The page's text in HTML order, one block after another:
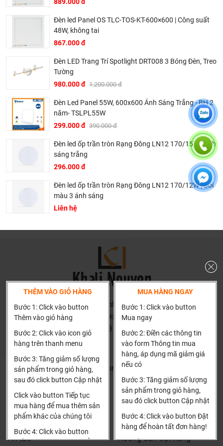
Dịch vụ khách hàng chuyên nghiệp:KingLED luôn đặt
lợi ích của khách hàng lên hàng đầu, cung cấp dịch vụ tư
vấn, hỗ trợ kỹ thuật và bảo hành chu đáo.
Các dòng sản phẩm chính:
Đèn LED âm trần
Đèn LED tuýp
Đèn LED panel
Đèn LED nhà xưởng
Đèn LED đường phố
Đèn led trang trí.
Với những ưu điểm vượt trội, KingLED đã và đang được tin
dùng trong nhiều công trình, dự án lớn nhỏ trên khắp cả
Chứng nhận chứng chỉ của Kingled
889.000 đ
Đèn led Panel OS TLC-TOS-KT-600×600 | Công suất
48W, không tai
867.000 đ
Đèn LED Trang Trí Spotlight DRT008 3 Bóng Đèn, Treo
Tường
980.000 đ 1.200.000 đ
Đèn Led Panel 55W, 600x600 Ánh Sáng Trắng - BH 2
năm- TSLPL55W
299.000 đ 390.000 đ
Đèn led ốp trần tròn Rạng Đông LN12 170/15W | Ánh
sáng trắng
296.000 đ
Đèn led ốp trần tròn Rạng Đông LN12 170/12W | Đổi
màu 3 ánh sáng
Liên hệ
THÊM VÀO GIỎ HÀNG
Bước 1: Click vào button
Thêm vào giỏ hàng
Bước 2: Click vào icon giỏ
hàng trên thanh menu
Bước 3: Tăng giảm số lượng
sản phẩm trong giỏ hàng,
sau đó click button Cập nhật
Click vào button Tiếp tục
mua hàng để mua thêm sản
phẩm khác của chúng tôi
Bước 4: Click vào button
Tiến hành thanh toán để
MUA HÀNG NGAY
Bước 1: Click vào button
Mua ngay
Bước 2: Điền các thông tin
vào form Thông tin mua
hàng, áp dụng mã giảm giá
nếu có
Bước 3: Tăng giảm số lượng
sản phẩm trong giỏ hàng,
sau đó click button Cập nhật
Bước 4: Click vào button Đặt
hàng để hoàn tất đơn hàng!
Xin cảm ơn khách hàng!!!
HN: số 160 đường Văn Minh, Di Trạch, Hoài Đức, Hà Nội
(Cách đại học công nghiệp 1 km)
HCM và các tỉnh khác: Liên hệ hotline để được hướng dẫn
đặt hàng
Khalinguyen.vn@gmail.com
0904501766
Thông tin
Tìm đại lý & Hợp tác
Tin tức
Thông tin thêm
Hướng dẫn mua hàng
Hướng dẫn đặt hàng